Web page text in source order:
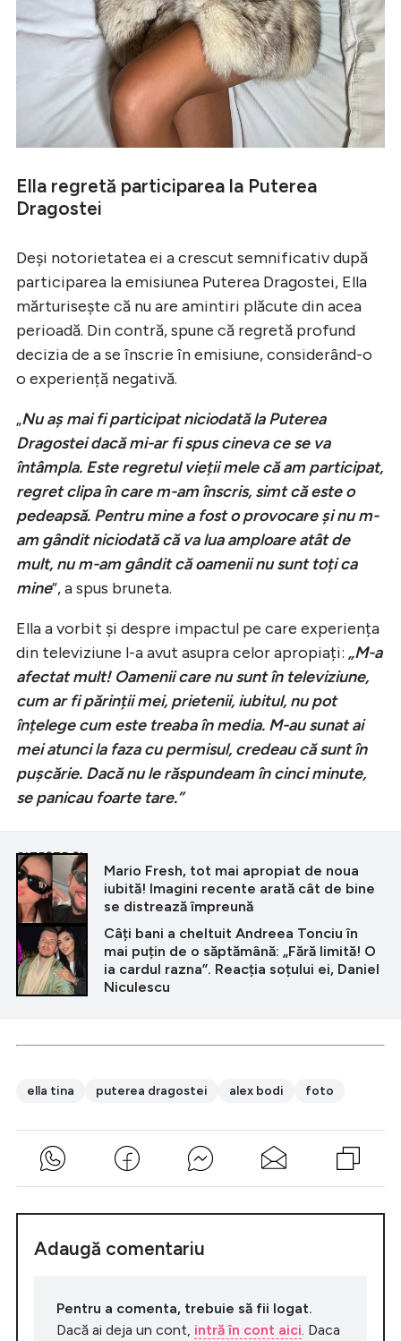
Ella regretă participarea la Puterea
Dragostei
Deși notorietatea ei a crescut semnificativ după
participarea la emisiunea Puterea Dragostei, Ella
mărturisește că nu are amintiri plăcute din acea
perioadă. Din contră, spune că regretă profund
decizia de a se înscrie în emisiune, considerând-o
o experiență negativă.
„Nu aș mai fi participat niciodată la Puterea
Dragostei dacă mi-ar fi spus cineva ce se va
întâmpla. Este regretul vieții mele că am participat,
regret clipa în care m-am înscris, simt că este o
pedeapsă. Pentru mine a fost o provocare și nu m-
am gândit niciodată că va lua amploare atât de
mult, nu m-am gândit că oamenii nu sunt toți ca
mine”, a spus bruneta.
Ella a vorbit și despre impactul pe care experiența
din televiziune l-a avut asupra celor apropiați: „M-a
afectat mult! Oamenii care nu sunt în televiziune,
cum ar fi părinții mei, prietenii, iubitul, nu pot
înțelege cum este treaba în media. M-au sunat ai
mei atunci la faza cu permisul, credeau că sunt în
pușcărie. Dacă nu le răspundeam în cinci minute,
se panicau foarte tare.”
CITEȘTE ȘI
Mario Fresh, tot mai apropiat de noua
iubită! Imagini recente arată cât de bine
se distrează împreună
Câți bani a cheltuit Andreea Tonciu în
mai puțin de o săptămână: „Fără limită! O
ia cardul razna”. Reacția soțului ei, Daniel
Niculescu
ella tina puterea dragostei alex bodi foto
Adaugă comentariu
Pentru a comenta, trebuie să fii logat.
Dacă ai deja un cont, intră în cont aici. Daca